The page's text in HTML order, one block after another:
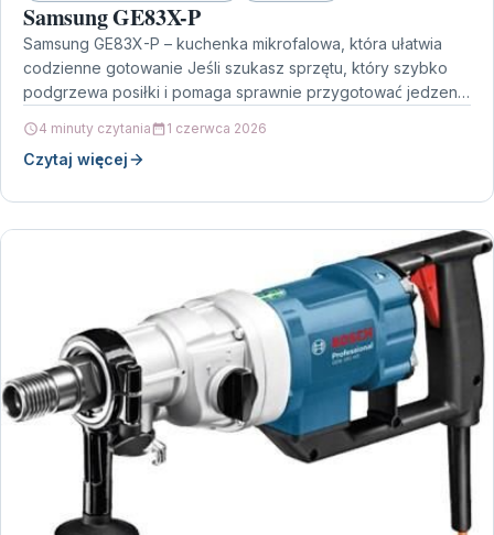
Samsung GE83X-P
Samsung GE83X-P – kuchenka mikrofalowa, która ułatwia
codzienne gotowanie Jeśli szukasz sprzętu, który szybko
podgrzewa posiłki i pomaga sprawnie przygotować jedzenie
4 minuty czytania 1 czerwca 2026
Czytaj więcej